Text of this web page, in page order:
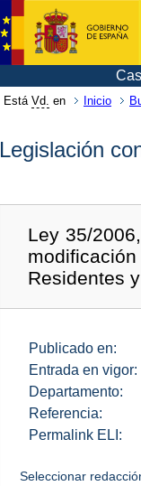
Está Vd. en Inicio
Legislación
Ley 35/
Residentes
Publicado en:
Entrada en vigor:
Departamento:
Referencia:
Permalink ELI:
Seleccionar